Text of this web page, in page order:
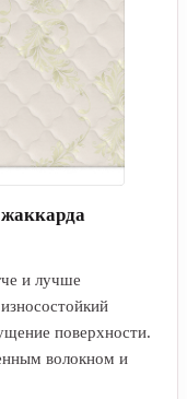
и лучше
поверхности.
волокном и